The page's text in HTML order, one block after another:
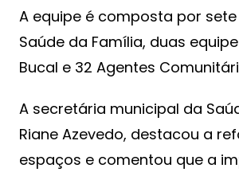
A equipe é composta por
Saúde da Família, duas
Bucal e 32 Agentes
A secretária municipal da
Riane Azevedo, destacou a
espaços e comentou que a